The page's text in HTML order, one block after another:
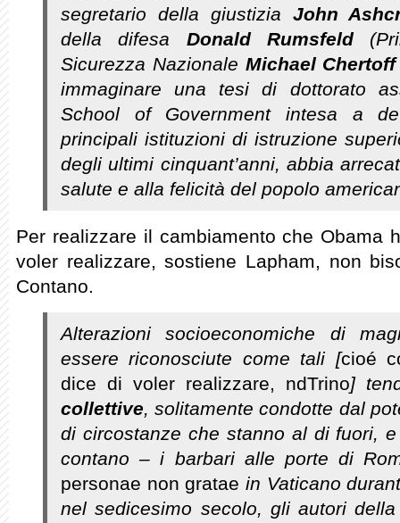
segretario della giustizia John
della difesa Donald Rumsfeld
Sicurezza Nazionale Michael Chertoff
immaginare una tesi di dottorato
School of Government intesa a
principali istituzioni di istruzione
degli ultimi cinquant’anni, abbia
salute e alla felicità del popolo
Per realizzare il cambiamento che Obama
voler realizzare, sostiene Lapham, non
Contano.
Alterazioni socioeconomiche di
essere riconosciute come tali [cioé
dice di voler realizzare, ndTrino]
collettive, solitamente condotte dal
di circostanze che stanno al di fuori,
contano – i barbari alle porte di
personae non gratae in Vaticano
nel sedicesimo secolo, gli autori